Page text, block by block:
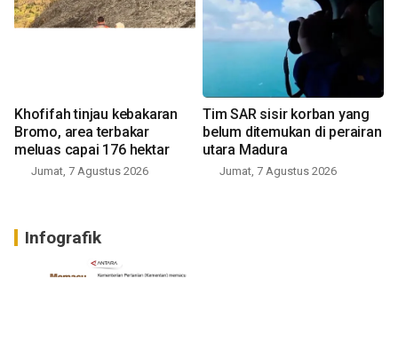
Khofifah tinjau kebakaran
Bromo, area terbakar
meluas capai 176 hektar
Jumat, 7 Agustus 2026
Tim SAR sisir korban yang
belum ditemukan di perairan
utara Madura
Jumat, 7 Agustus 2026
Infografik